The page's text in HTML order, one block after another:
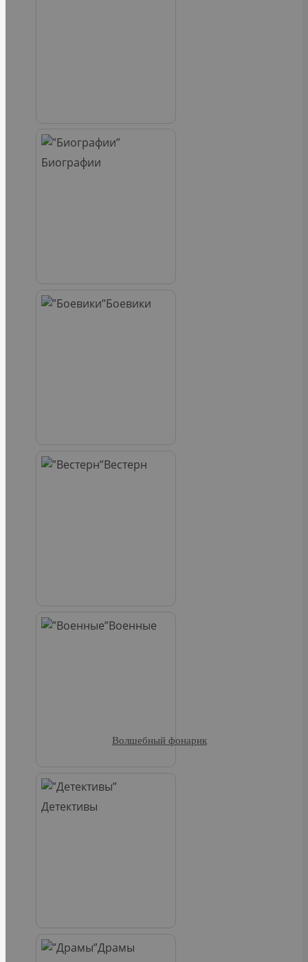
Биографии
Боевики
Вестерн
Военные
Детективы
Драмы
Волшебный фонарик